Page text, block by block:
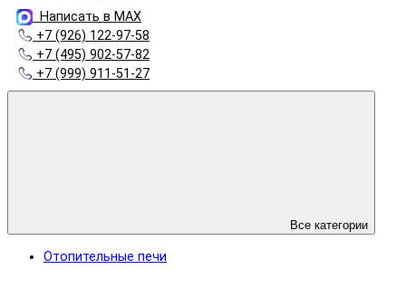
Написать в MAX
+7 (926) 122-97-58
+7 (495) 902-57-82
+7 (999) 911-51-27
Все категории
Отопительные печи